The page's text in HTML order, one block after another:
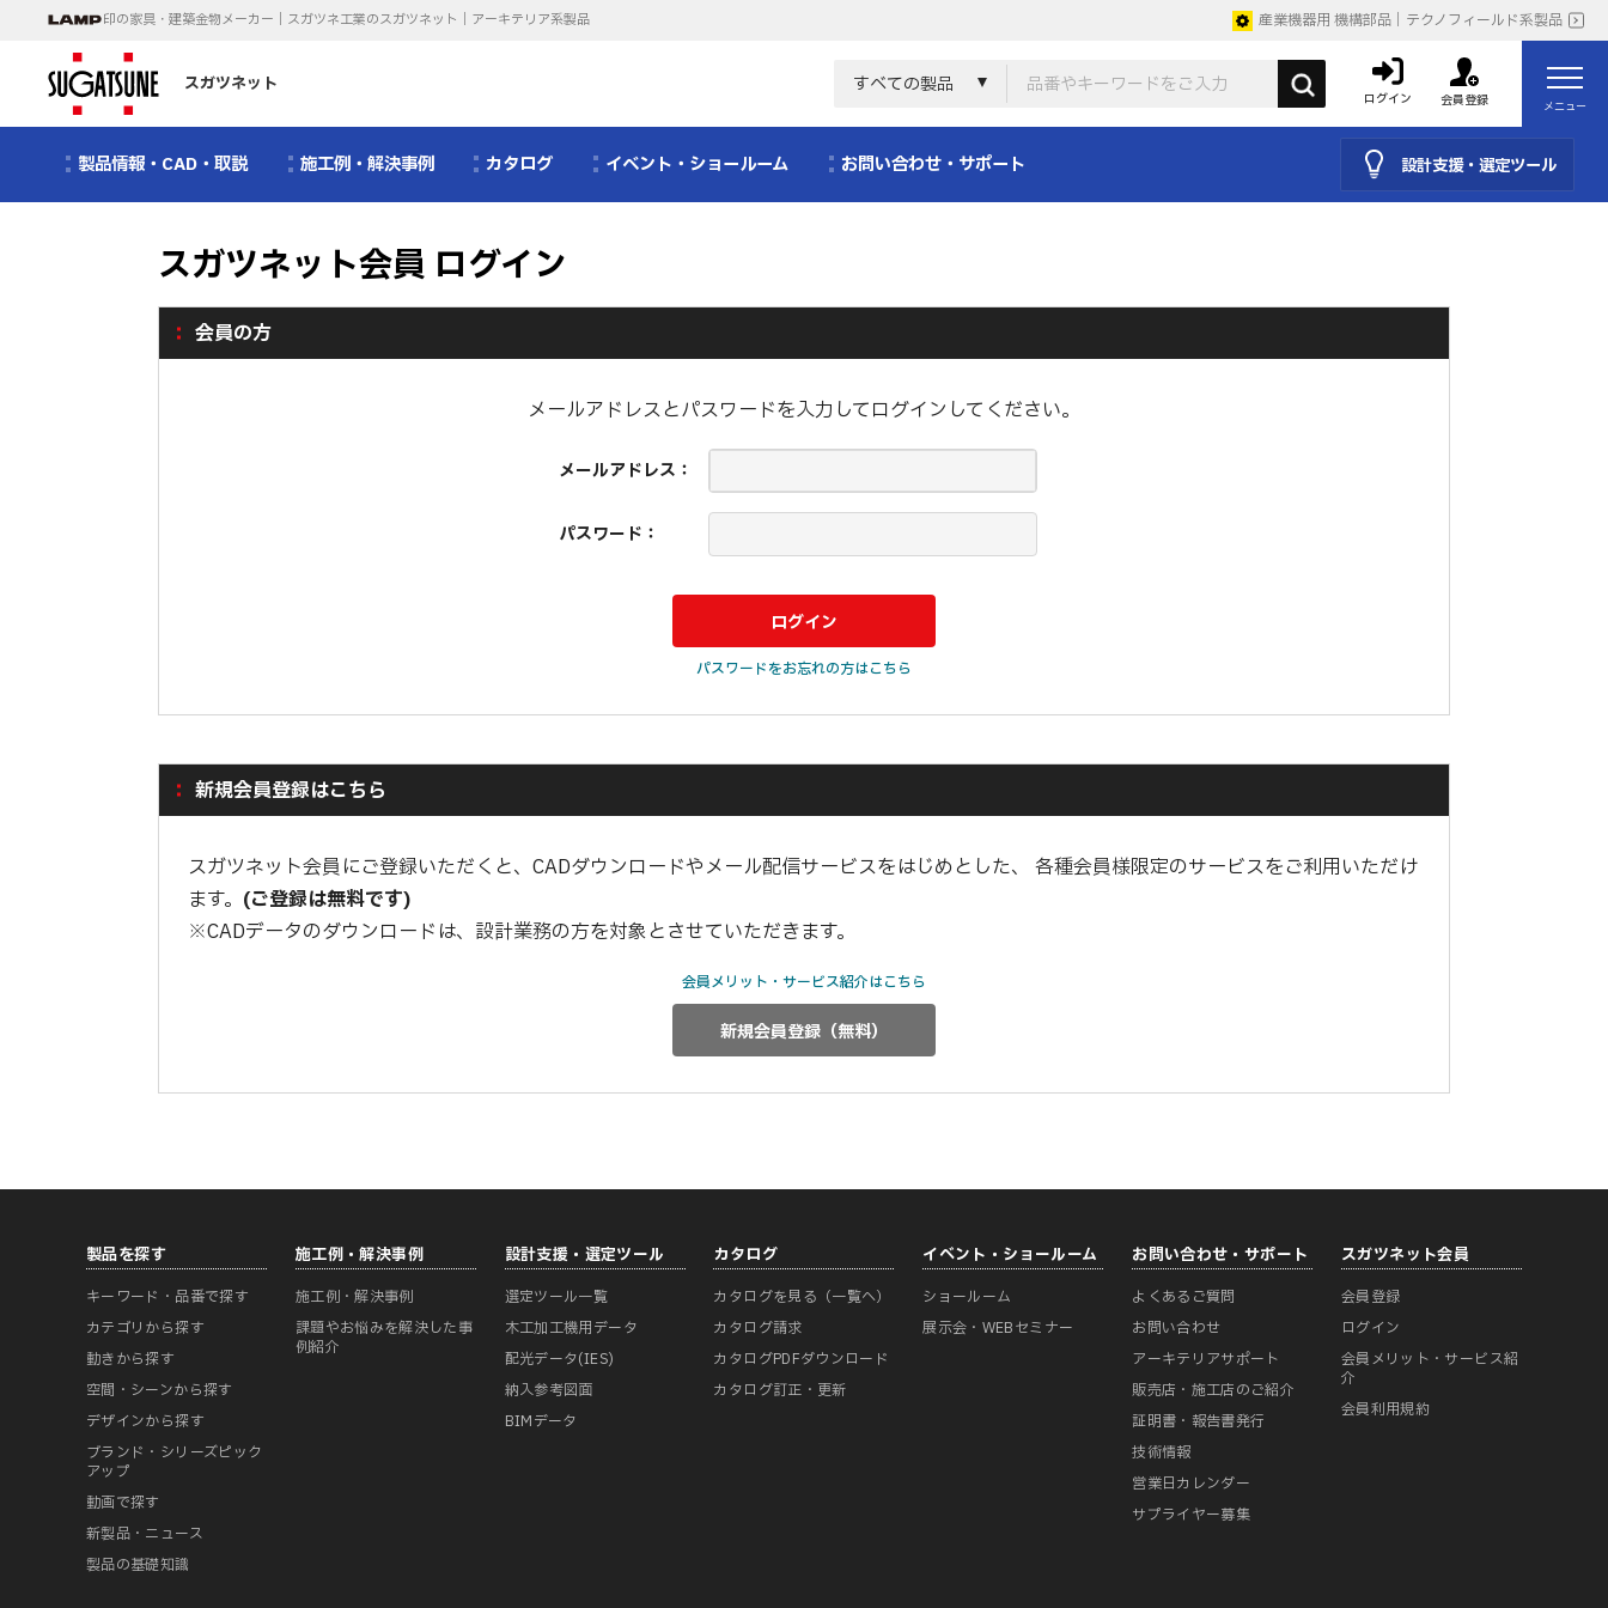
印の家具・建築金物メーカー｜スガツネ工業のスガツネット｜アーキテリア系製品 産業機器用 機構部品｜テクノフィールド系製品
スガツネット すべての製品
ログイン 会員登録 メニュー
製品情報・CAD・取説 施工例・解決事例 カタログ イベント・ショールーム お問い合わせ・サポート 設計支援・選定ツール
スガツネット会員 ログイン
会員の方
メールアドレスとパスワードを入力してログインしてください。
メールアドレス：
パスワード：
パスワードをお忘れの方はこちら
新規会員登録はこちら
スガツネット会員にご登録いただくと、CADダウンロードやメール配信サービスをはじめとした、 各種会員様限定のサービスをご利用いただけ
ます。 (ご登録は無料です)
※CADデータのダウンロードは、設計業務の方を対象とさせていただきます。
会員メリット・サービス紹介はこちら
製品を探す
キーワード・品番で探す
カテゴリから探す
動きから探す
空間・シーンから探す
デザインから探す
ブランド・シリーズピック
アップ
動画で探す
新製品・ニュース
製品の基礎知識
施工例・解決事例
施工例・解決事例
課題やお悩みを解決した事
例紹介
設計支援・選定ツール
選定ツール一覧
木工加工機用データ
配光データ(IES)
納入参考図面
BIMデータ
カタログ
カタログを見る（一覧へ）
カタログ請求
カタログPDFダウンロード
カタログ訂正・更新
イベント・ショールーム
ショールーム
展示会・WEBセミナー
お問い合わせ・サポート
よくあるご質問
お問い合わせ
アーキテリアサポート
販売店・施工店のご紹介
証明書・報告書発行
技術情報
営業日カレンダー
サプライヤー募集
スガツネット会員
会員登録
ログイン
会員メリット・サービス紹
介
会員利用規約